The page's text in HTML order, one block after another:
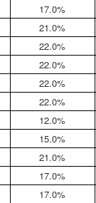
17.0%
21.0%
22.0%
22.0%
22.0%
22.0%
12.0%
15.0%
21.0%
17.0%
17.0%